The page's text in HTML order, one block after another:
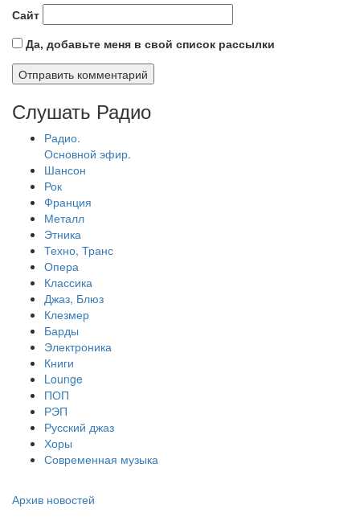
Сайт
Да, добавьте меня в свой список рассылки
Слушать Радио
Радио.
Основной эфир.
Шансон
Рок
Франция
Металл
Этника
Техно, Транс
Опера
Классика
Джаз, Блюз
Клезмер
Барды
Электроника
Книги
Lounge
ПОП
РЭП
Русский джаз
Хоры
Современная музыка
Архив новостей